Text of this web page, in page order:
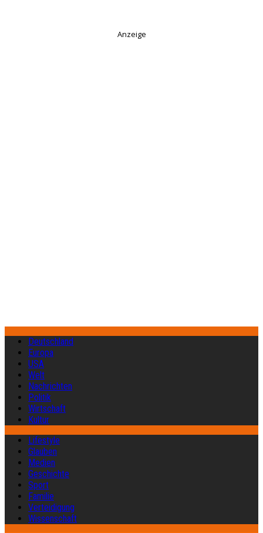
Anzeige
Deutschland
Europa
USA
Welt
Nachrichten
Politik
Wirtschaft
Kultur
Lifestyle
Glauben
Medien
Geschichte
Sport
Familie
Verteidigung
Wissenschaft